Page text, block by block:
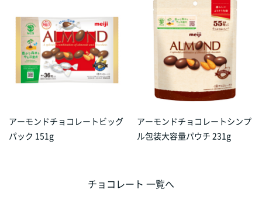
アーモンドチョコレートビッグ
パック 151g
アーモンドチョコレートシンプ
ル包装大容量パウチ 231g
チョコレート 一覧へ